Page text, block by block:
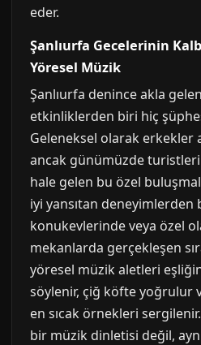
eder.
Şanlıurfa Gecelerinin
Yöresel Müzik
Şanlıurfa denince akla
etkinliklerden biri hiç
Geleneksel olarak erkekler
ancak günümüzde
hale gelen bu özel
iyi yansıtan deneyimlerden
konukevlerinde veya özel
mekanlarda gerçekleşen
yöresel müzik aletleri
söylenir, çiğ köfte yoğrulur
en sıcak örnekleri
bir müzik dinletisi değil,